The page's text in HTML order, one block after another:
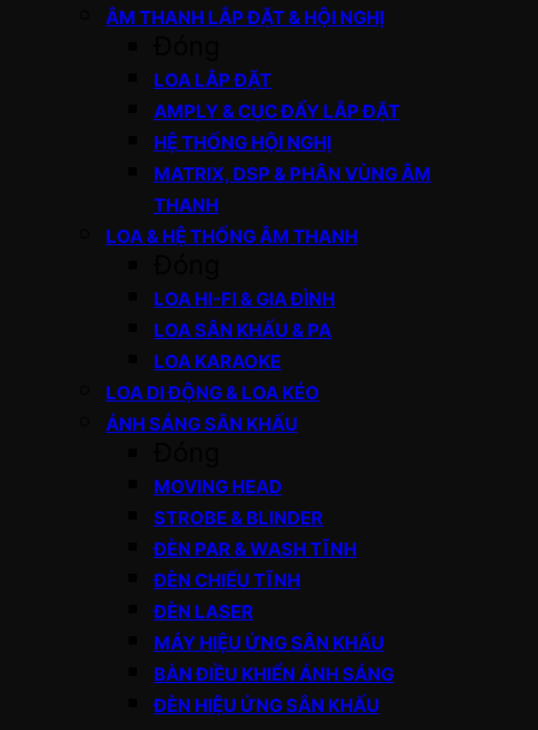
ÂM THANH LẮP ĐẶT & HỘI NGHỊ
LOA LẮP ĐẶT
AMPLY & CỤC ĐẨY LẮP ĐẶT
HỆ THỐNG HỘI NGHỊ
MATRIX, DSP & PHÂN VÙNG ÂM
THANH
LOA & HỆ THỐNG ÂM THANH
LOA HI-FI & GIA ĐÌNH
LOA SÂN KHẤU & PA
LOA KARAOKE
LOA DI ĐỘNG & LOA KÉO
ÁNH SÁNG SÂN KHẤU
MOVING HEAD
STROBE & BLINDER
ĐÈN PAR & WASH TĨNH
ĐÈN CHIẾU TĨNH
ĐÈN LASER
MÁY HIỆU ỨNG SÂN KHẤU
BÀN ĐIỀU KHIỂN ÁNH SÁNG
ĐÈN HIỆU ỨNG SÂN KHẤU